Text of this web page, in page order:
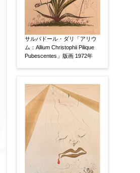
同意する 【必須】
↑ 同意頂けましたらチェック
い。
※データはSSL(Secure Sockets
り暗号化して送信されます。
サルバドール・ダリ「アリウ
ム：Allium Christophii Pilique
Pubescentes」版画 1972年